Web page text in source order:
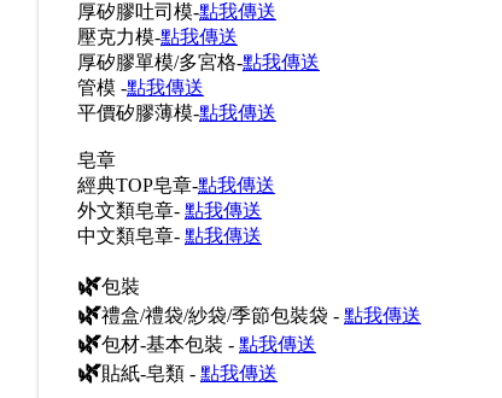
厚矽膠吐司模-點我傳送
壓克力模-點我傳送
厚矽膠單模/多宮格-點我傳送
管模 -點我傳送
平價矽膠薄模-點我傳送
皂章
經典TOP皂章-點我傳送
外文類皂章- 點我傳送
中文類皂章- 點我傳送
🌿包裝
🌿禮盒/禮袋/紗袋/季節包裝袋 - 點我傳送
🌿包材-基本包裝 - 點我傳送
🌿貼紙-皂類 - 點我傳送